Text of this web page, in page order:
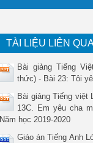
TÀI LIỆU LIÊN
Bài giảng Tiếng
thức) - Bài 23: Tôi
Bài giảng Tiếng việt
13C. Em yêu cha
Năm học 2019-2020
Giáo án Tiếng Anh